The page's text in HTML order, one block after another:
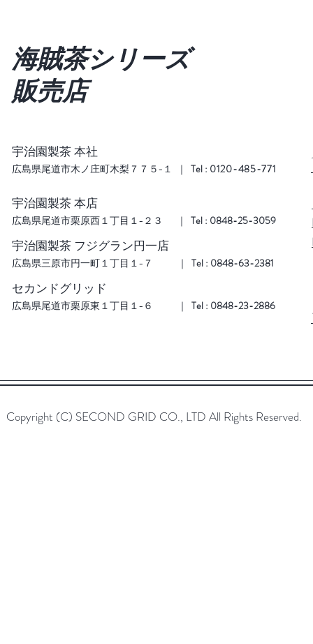
海賊茶シリーズ
販売店
​宇治園製茶 本社
広島県尾道市木ノ庄町木梨７７５−１ ｜ Tel : 0120-485-771
​宇治園製茶 本店
広島県尾道市栗原西１丁目１−２３ ｜ Tel : 0848-25-3059
​宇治園製茶 フジグラン円一店
広島県三原市円一町１丁目１−７ ｜ Tel : 0848-63-2381
セカンドグリッド
広島県尾道市栗原東１丁目１−６ ｜ Tel : 0848-23-2886
Copyright (C) SECOND GRID CO., LTD All Rights Reserved.